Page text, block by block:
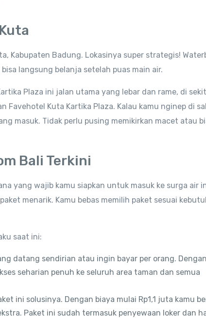
Kabupaten Badung. Lokasinya super strategis!
langsung belanja setelah puas main air.
Plaza ini jalan utama yang lebar dan rame, di
Favehotel Kuta Kartika Plaza. Kalau kamu nginep di
masuk. Tidak perlu pusing memikirkan macet atau
Bali Terkini
yang wajib kamu siapkan untuk masuk ke surga air
menarik. Kamu bebas memilih paket sesuai
saat ini:
datang sendirian atau ingin bayar per orang.
seharian penuh ke seluruh area taman dan semua
ini solusinya. Dengan biaya mulai Rp1,1 juta kamu
Paket ini sudah termasuk penyewaan loker dan